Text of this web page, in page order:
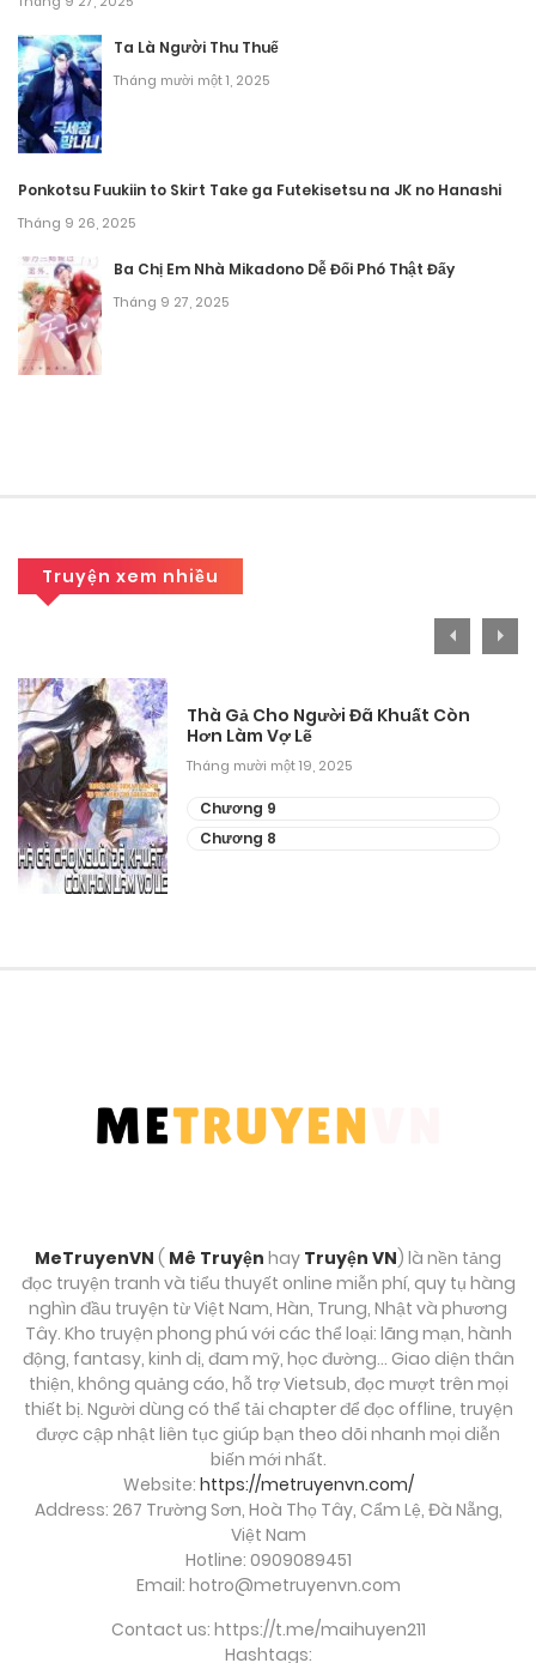
Ta Là Người Thu Thuế
Tháng mười một 1, 2025
Ponkotsu Fuukiin to Skirt Take ga Futekisetsu na JK no Hanashi
Tháng 9 26, 2025
Ba Chị Em Nhà Mikadono Dễ Đối Phó Thật Đấy
Tháng 9 27, 2025
Truyện xem nhiều
Thà Gả Cho Người Đã Khuất Còn
Hơn Làm Vợ Lẽ
Tháng mười một 19, 2025
Chương 9
Chương 8
MeTruyenVN ( Mê Truyện hay Truyện VN) là nền tảng
đọc truyện tranh và tiểu thuyết online miễn phí, quy tụ hàng
nghìn đầu truyện từ Việt Nam, Hàn, Trung, Nhật và phương
Tây. Kho truyện phong phú với các thể loại: lãng mạn, hành
động, fantasy, kinh dị, đam mỹ, học đường… Giao diện thân
thiện, không quảng cáo, hỗ trợ Vietsub, đọc mượt trên mọi
thiết bị. Người dùng có thể tải chapter để đọc offline, truyện
được cập nhật liên tục giúp bạn theo dõi nhanh mọi diễn
biến mới nhất.
Website: https://metruyenvn.com/
Address: 267 Trường Sơn, Hoà Thọ Tây, Cẩm Lệ, Đà Nẵng,
Việt Nam
Hotline: 0909089451
Email: hotro@metruyenvn.com
Contact us: https://t.me/maihuyen211
Hashtags: